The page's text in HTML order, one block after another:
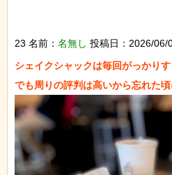
23 名前： 名無し 投稿日：2026/06/
シェイクシャックは毎回がっかり